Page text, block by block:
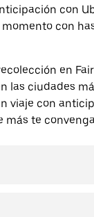
con
con
en
las ciudades
viaje con
más te